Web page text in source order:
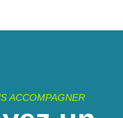
ACCOMPAGNER